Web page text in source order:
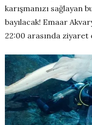
karışmanızı sağlayan
bayılacak! Emaar
22:00 arasında ziyaret